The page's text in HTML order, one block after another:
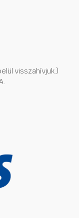
visszahívjuk.)